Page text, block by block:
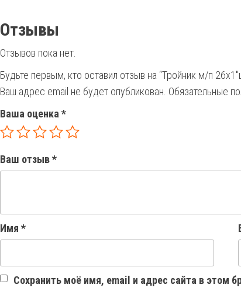
Отзывы
Отзывов пока нет.
Будьте первым, кто оставил отзыв на “Тройник м/п
Ваш адрес email не будет опубликован. Обязательные
Ваша оценка *
Ваш отзыв*
Имя *
Сохранить моё имя, email и адрес сайта в этом